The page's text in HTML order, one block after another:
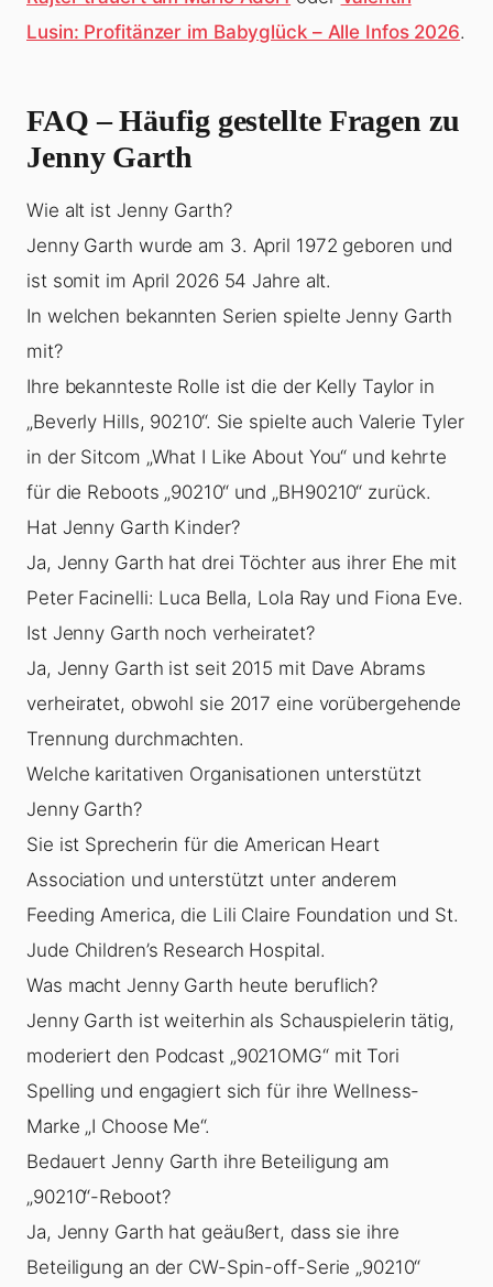
Lusin: Profitänzer im Babyglück – Alle Infos 2026.
FAQ – Häufig gestellte Fragen zu
Jenny Garth
Wie alt ist Jenny Garth?
Jenny Garth wurde am 3. April 1972 geboren und
ist somit im April 2026 54 Jahre alt.
In welchen bekannten Serien spielte Jenny Garth
mit?
Ihre bekannteste Rolle ist die der Kelly Taylor in
„Beverly Hills, 90210“. Sie spielte auch Valerie Tyler
in der Sitcom „What I Like About You“ und kehrte
für die Reboots „90210“ und „BH90210“ zurück.
Hat Jenny Garth Kinder?
Ja, Jenny Garth hat drei Töchter aus ihrer Ehe mit
Peter Facinelli: Luca Bella, Lola Ray und Fiona Eve.
Ist Jenny Garth noch verheiratet?
Ja, Jenny Garth ist seit 2015 mit Dave Abrams
verheiratet, obwohl sie 2017 eine vorübergehende
Trennung durchmachten.
Welche karitativen Organisationen unterstützt
Jenny Garth?
Sie ist Sprecherin für die American Heart
Association und unterstützt unter anderem
Feeding America, die Lili Claire Foundation und St.
Jude Children’s Research Hospital.
Was macht Jenny Garth heute beruflich?
Jenny Garth ist weiterhin als Schauspielerin tätig,
moderiert den Podcast „9021OMG“ mit Tori
Spelling und engagiert sich für ihre Wellness-
Marke „I Choose Me“.
Bedauert Jenny Garth ihre Beteiligung am
„90210“-Reboot?
Ja, Jenny Garth hat geäußert, dass sie ihre
Beteiligung an der CW-Spin-off-Serie „90210“